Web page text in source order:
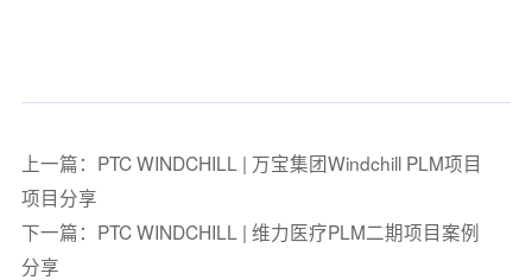
上一篇：PTC WINDCHILL | 万宝集团Windchill PLM项目
项目分享
下一篇：PTC WINDCHILL | 维力医疗PLM二期项目案例
分享